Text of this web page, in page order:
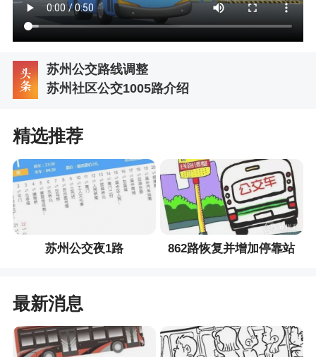
苏州公交路线调整
苏州社区公交1005路介绍
精选推荐
苏州公交夜1路 862路恢复并增加停靠站
最新消息